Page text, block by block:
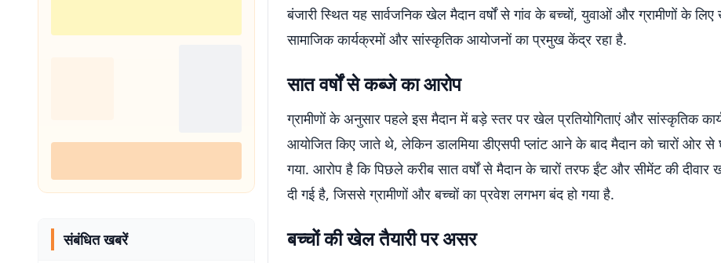
संबंधित खबरें
बंजारी स्थित यह सार्वजनिक खेल मैदान वर्षों से गांव के बच्चों, युवाओं और ग्रामीणों के
सामाजिक कार्यक्रमों और सांस्कृतिक आयोजनों का प्रमुख केंद्र रहा है.
सात वर्षों से कब्जे का आरोप
ग्रामीणों के अनुसार पहले इस मैदान में बड़े स्तर पर खेल प्रतियोगिताएं और सांस्कृतिक
आयोजित किए जाते थे, लेकिन डालमिया डीएसपी प्लांट आने के बाद मैदान को चारों ओर से
गया. आरोप है कि पिछले करीब सात वर्षों से मैदान के चारों तरफ ईंट और सीमेंट की दीवार
दी गई है, जिससे ग्रामीणों और बच्चों का प्रवेश लगभग बंद हो गया है.
बच्चों की खेल तैयारी पर असर